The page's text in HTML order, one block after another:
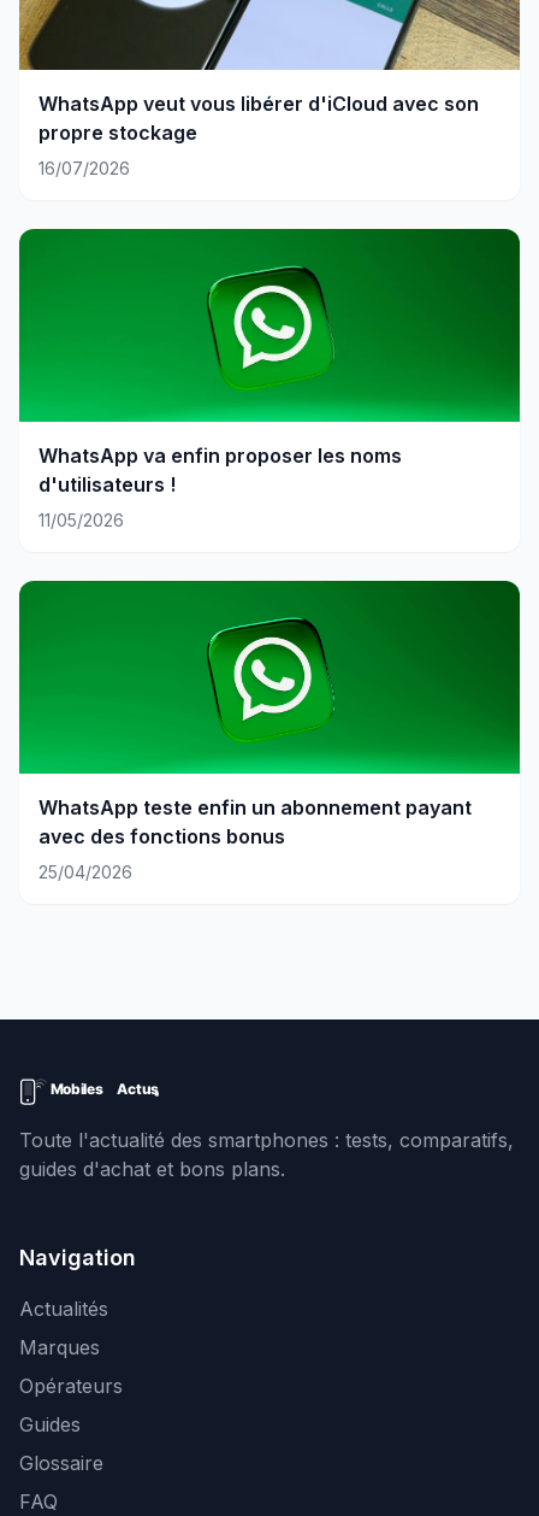
WhatsApp veut vous libérer d'iCloud avec son
propre stockage
16/07/2026
WhatsApp va enfin proposer les noms
d'utilisateurs !
11/05/2026
WhatsApp teste enfin un abonnement payant
avec des fonctions bonus
25/04/2026
Toute l'actualité des smartphones : tests, comparatifs,
guides d'achat et bons plans.
Navigation
Actualités
Marques
Opérateurs
Guides
Glossaire
FAQ